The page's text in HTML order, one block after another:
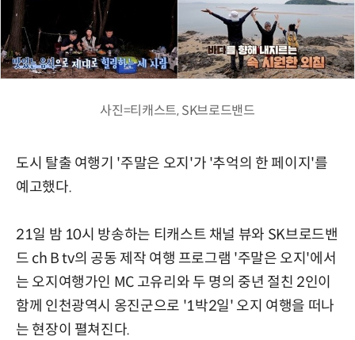
사진=티캐스트, SK브로드밴드
도시 탈출 여행기 '주말은 오지'가 '추억의 한 페이지'를
예고했다.
21일 밤 10시 방송하는 티캐스트 채널 뷰와 SK브로드밴
드 ch B tv의 공동 제작 여행 프로그램 '주말은 오지'에서
는 오지여행가인 MC 고유리와 두 명의 중년 절친 2인이
함께 인천광역시 옹진군으로 '1박2일' 오지 여행을 떠나
는 현장이 펼쳐진다.